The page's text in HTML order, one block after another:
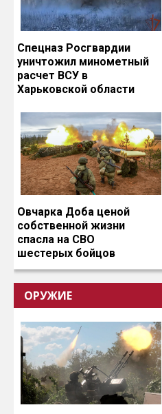
Спецназ Росгвардии
уничтожил минометный
расчет ВСУ в
Харьковской области
Овчарка Доба ценой
собственной жизни
спасла на СВО
шестерых бойцов
ОРУЖИЕ